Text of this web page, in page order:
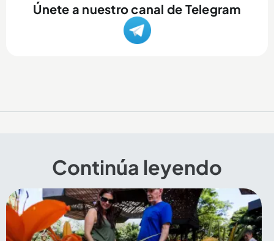
Únete a nuestro canal de Telegram
Continúa leyendo